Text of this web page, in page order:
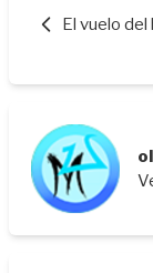
El vuelo del